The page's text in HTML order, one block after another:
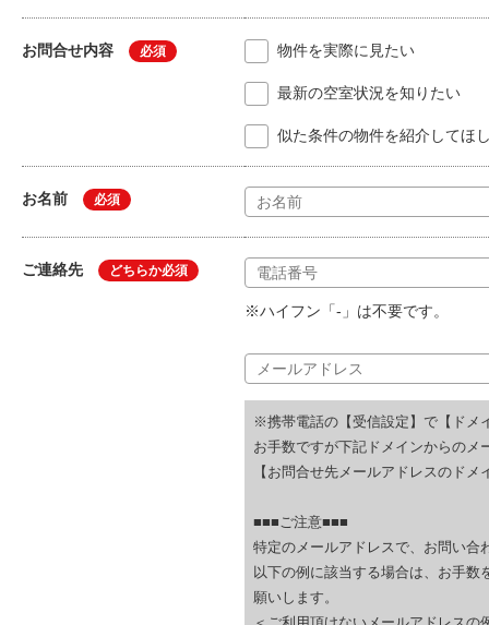
お問合せ内容 必須 物件を実際に見たい
最新の空室状況を知りたい
似た条件の物件を紹介してほ
お名前 必須
ご連絡先 どちらか必須
※ハイフン「-」は不要です。
※携帯電話の【受信設定】で【ドメ
お手数ですが下記ドメインからのメ
【お問合せ先メールアドレスのドメ
■■■ご注意■■■
特定のメールアドレスで、お問い合
以下の例に該当する場合は、お手
願いします。